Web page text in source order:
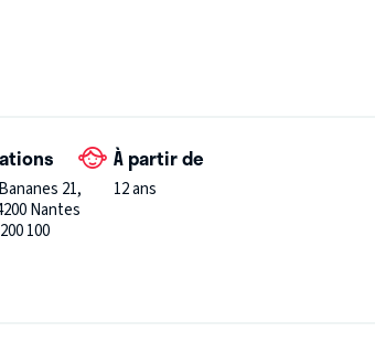
de personnages de son quotidien.
décomplexée de sa vie intérieure
21,
Nantes
100
À partir de
12 ans